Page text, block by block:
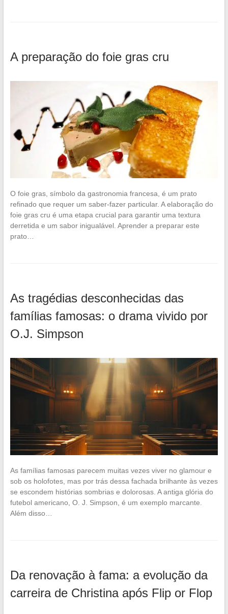
A preparação do foie gras cru
O foie gras, símbolo da gastronomia francesa, é um prato
refinado que requer um saber-fazer particular. A elaboração do
foie gras cru é uma etapa crucial para garantir uma textura
derretida e um sabor inigualável. Aprender a preparar este
prato…
As tragédias desconhecidas das
famílias famosas: o drama vivido por
O.J. Simpson
As famílias famosas parecem muitas vezes viver no glamour e
sob os holofotes, mas por trás dessa fachada brilhante às vezes
se escondem histórias sombrias e dolorosas. A antiga glória do
futebol americano, O. J. Simpson, é um exemplo marcante.
Além disso…
Da renovação à fama: a evolução da
carreira de Christina após Flip or Flop